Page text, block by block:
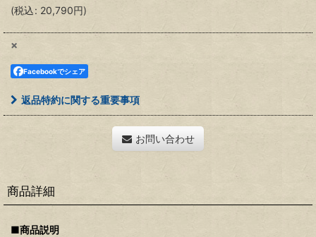
(税込: 20,790円)
×
Facebookでシェア
返品特約に関する重要事項
お問い合わせ
商品詳細
■商品説明